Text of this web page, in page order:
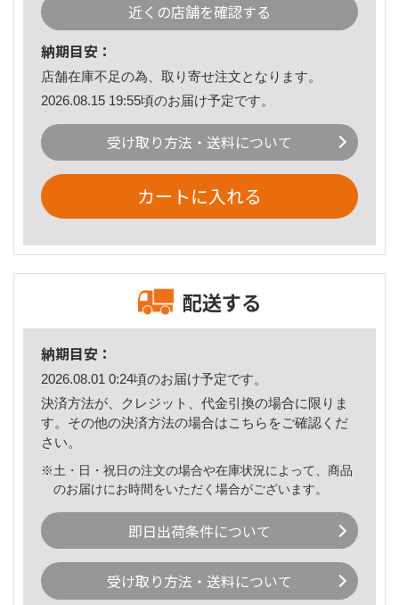
近くの店舗を確認する
納期目安：
店舗在庫不足の為、取り寄せ注文となります。
2026.08.15 19:55頃のお届け予定です。
受け取り方法・送料について
カートに入れる
配送する
納期目安：
2026.08.01 0:24頃のお届け予定です。
決済方法が、クレジット、代金引換の場合に限りま
す。その他の決済方法の場合はこちら をご確認くだ
さい。
※土・日・祝日の注文の場合や在庫状況によって、商品
のお届けにお時間をいただく場合がございます。
即日出荷条件について
受け取り方法・送料について